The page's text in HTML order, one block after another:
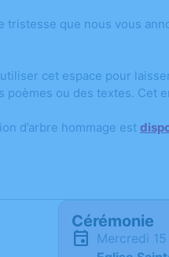
tristesse que nous vous
cet espace pour
poèmes ou des textes. Cet
d’arbre hommage est
Cérémonie
mercredi